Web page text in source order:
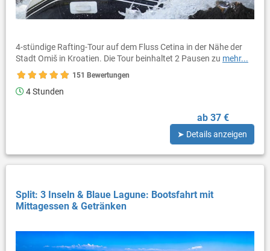
4-stündige Rafting-Tour auf dem Fluss Cetina in der Nähe der
Stadt Omiš in Kroatien. Die Tour beinhaltet 2 Pausen zu mehr...
151 Bewertungen
4 Stunden
ab 37 €
➤ Details anzeigen
Split: 3 Inseln & Blaue Lagune: Bootsfahrt mit
Mittagessen & Getränken